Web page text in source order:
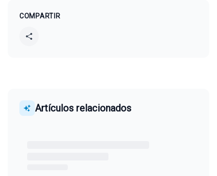
COMPARTIR
Artículos relacionados